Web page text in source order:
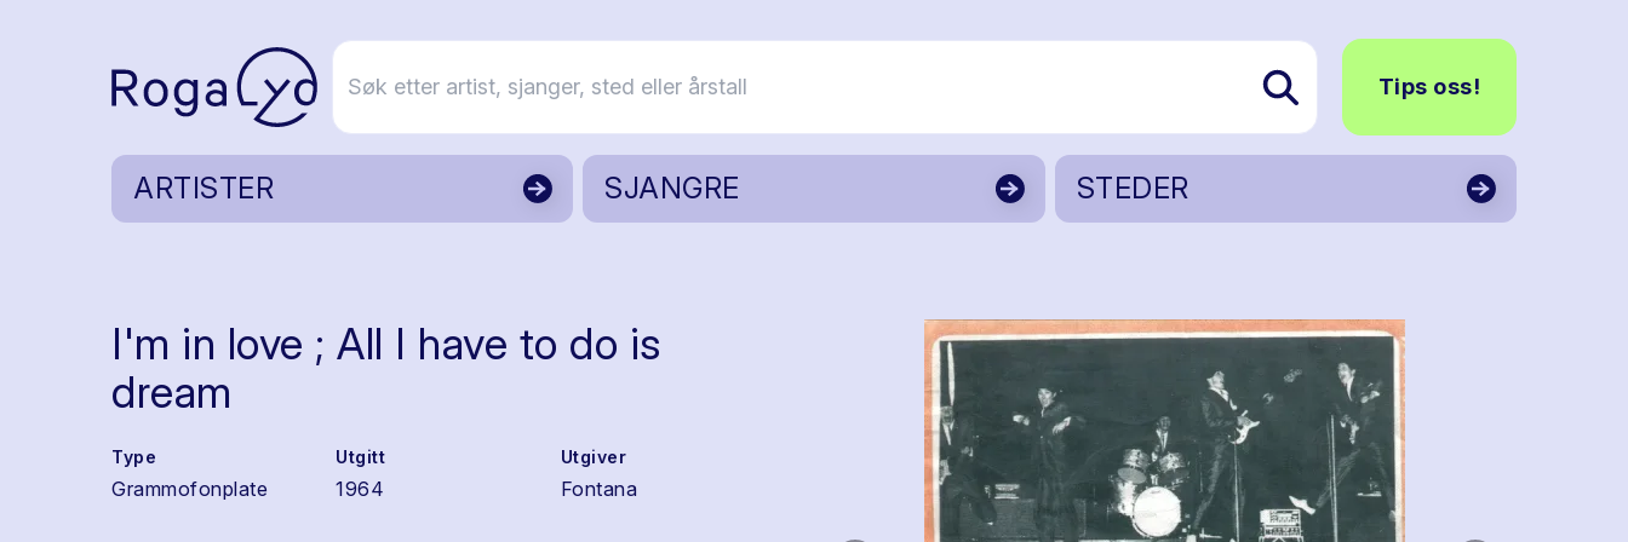
Tips oss!
ARTISTER SJANGRE STEDER
I'm in love ; All I have to do is
dream
Type
Grammofonplate
Utgitt
1964
Utgiver
Fontana